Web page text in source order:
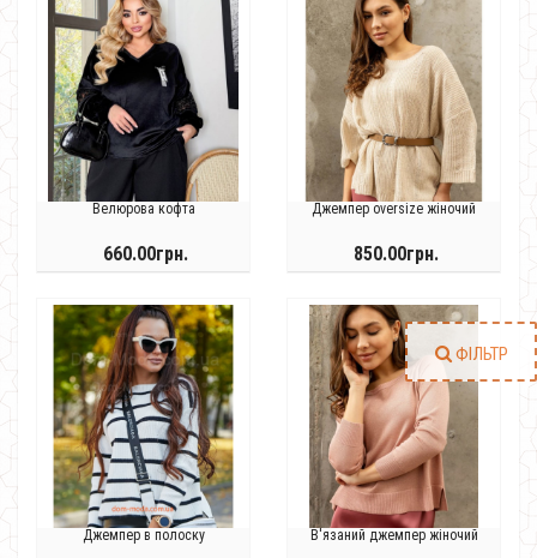
ФІЛЬТР
Велюрова кофта
660.00грн.
Джемпер oversize жіночий
850.00грн.
Джемпер в полоску В'язаний джемпер жіночий